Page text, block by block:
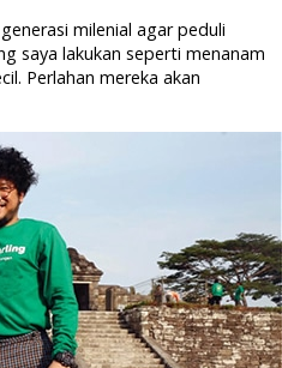
milenial agar peduli
saya lakukan seperti menanam
Perlahan mereka akan